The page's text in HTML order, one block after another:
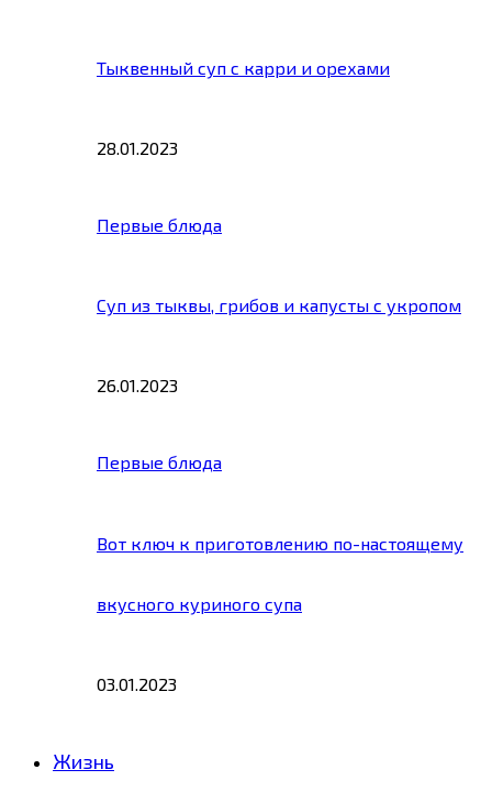
Тыквенный суп с карри и орехами
28.01.2023
Первые блюда
Суп из тыквы, грибов и капусты с укропом
26.01.2023
Первые блюда
Вот ключ к приготовлению по-настоящему
вкусного куриного супа
03.01.2023
Жизнь